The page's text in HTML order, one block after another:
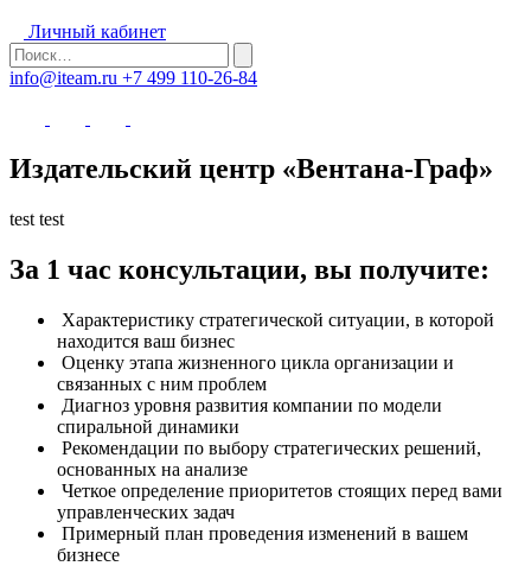
Личный кабинет
info@iteam.ru +7 499 110-26-84
Издательский центр «Вентана-Граф»
test test
За 1 час консультации, вы получите:
Характеристику стратегической ситуации, в которой
находится ваш бизнес
Оценку этапа жизненного цикла организации и
связанных с ним проблем
Диагноз уровня развития компании по модели
спиральной динамики
Рекомендации по выбору стратегических решений,
основанных на анализе
Четкое определение приоритетов стоящих перед вами
управленческих задач
Примерный план проведения изменений в вашем
бизнесе